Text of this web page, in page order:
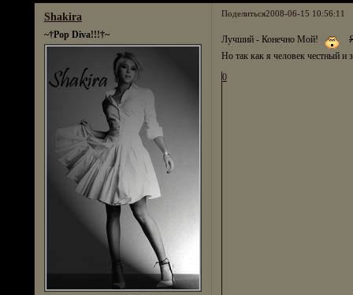
Поделиться2008-06-15 10:56:11
Shakira
~†Pop Diva!!!†~ Лучший - Конечно Мой!
Но так как я человек честный и
0